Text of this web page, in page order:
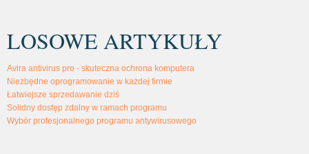
LOSOWE ARTYKUŁY
Avira antivirus pro - skuteczna ochrona komputera
Niezbędne oprogramowanie w każdej firmie
Łatwiejsze sprzedawanie dziś
Solidny dostęp zdalny w ramach programu
Wybór profesjonalnego programu antywirusowego